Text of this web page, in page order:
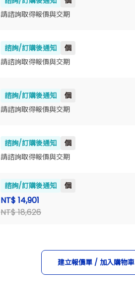
155
147
204
229
請諮詢取得報價與交期
諮詢/訂購後通知
個
請諮詢取得報價與交期
諮詢/訂購後通知
個
請諮詢取得報價與交期
諮詢/訂購後通知
個
請諮詢取得報價與交期
諮詢/訂購後通知 個
NT$ 14,901
NT$ 18,626
建立報價單 / 加入購物車